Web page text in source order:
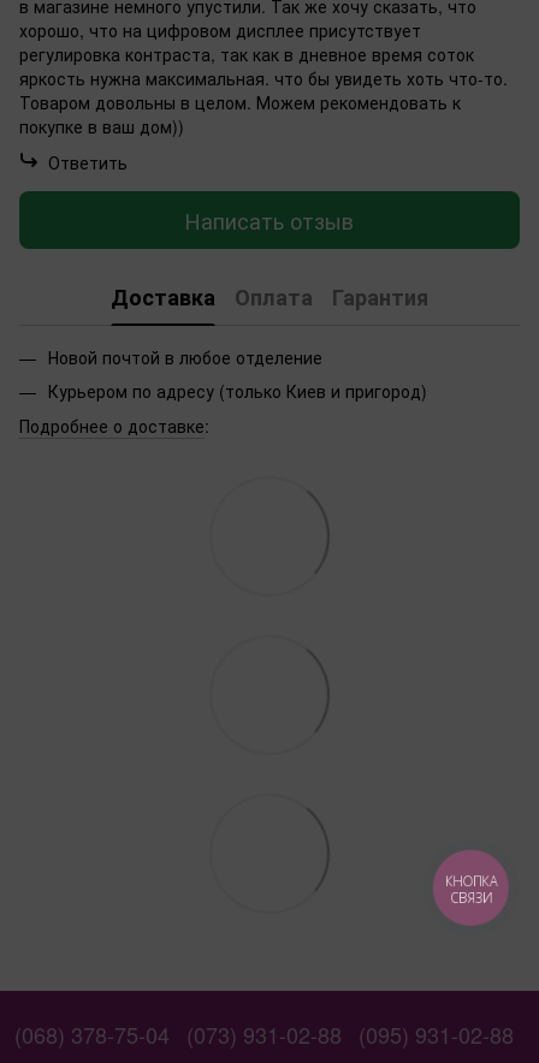
в магазине немного упустили. Так же хочу сказать, что
хорошо, что на цифровом дисплее присутствует
регулировка контраста, так как в дневное время соток
яркость нужна максимальная. что бы увидеть хоть что-то.
Товаром довольны в целом. Можем рекомендовать к
покупке в ваш дом))
Ответить
Написать отзыв
Доставка Оплата Гарантия
Новой почтой в любое отделение
Курьером по адресу (только Киев и пригород)
Подробнее о доставке:
(068) 378-75-04 (073) 931-02-88 (095) 931-02-88
КНОПКА
СВЯЗИ